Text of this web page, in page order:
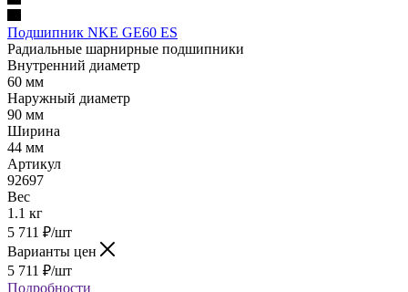
Подшипник NKE GE60 ES
Радиальные шарнирные подшипники
Внутренний диаметр
60 мм
Наружный диаметр
90 мм
Ширина
44 мм
Артикул
92697
Вес
1.1 кг
5 711 ₽/шт
Варианты цен
5 711 ₽/шт
Подробности